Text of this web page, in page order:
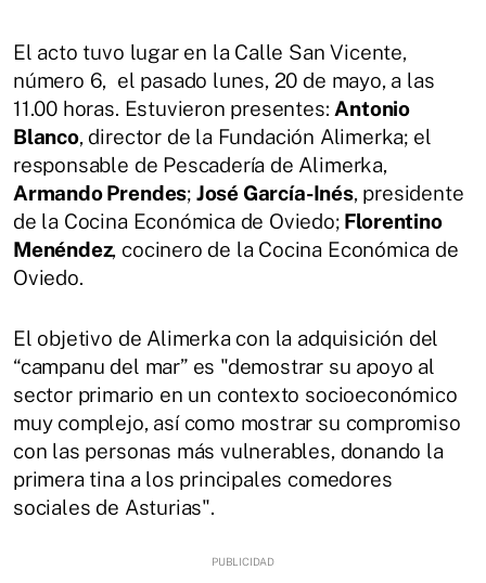
El acto tuvo lugar en la Calle San Vicente,
número 6, el pasado lunes, 20 de mayo, a las
11.00 horas. Estuvieron presentes: Antonio
Blanco, director de la Fundación Alimerka; el
responsable de Pescadería de Alimerka,
Armando Prendes; José García-Inés, presidente
de la Cocina Económica de Oviedo;Florentino
Menéndez, cocinero de la Cocina Económica de
Oviedo.
El objetivo de Alimerka con la adquisición del
“campanu del mar” es "demostrar su apoyo al
sector primario en un contexto socioeconómico
muy complejo, así como mostrar su compromiso
con las personas más vulnerables, donando la
primera tina a los principales comedores
sociales de Asturias".